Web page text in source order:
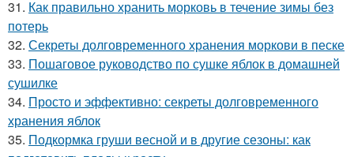
31. Как правильно хранить морковь в течение зимы без
потерь
32. Секреты долговременного хранения моркови в песке
33. Пошаговое руководство по сушке яблок в домашней
сушилке
34. Просто и эффективно: секреты долговременного
хранения яблок
35. Подкормка груши весной и в другие сезоны: как